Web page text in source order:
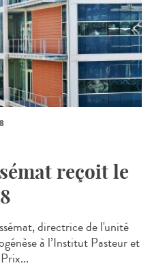
reçoit le
directrice de l'unité
à l’Institut Pasteur et